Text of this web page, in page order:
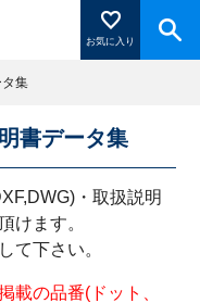
お気に入り
」を押すと登録した
集
書データ集
・取扱説明
けます。
て下さい。
載の品番(ドット、